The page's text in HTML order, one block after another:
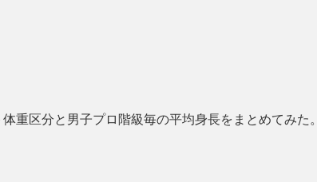
重区分と男子プロ階級毎の平均身長をまとめてみた。